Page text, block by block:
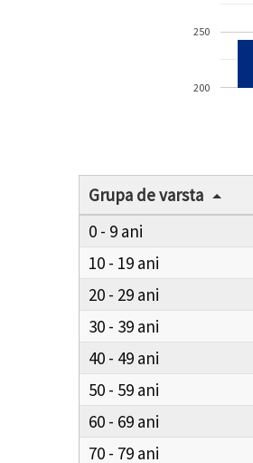
200
250
Grupa de varsta
0 - 9
10 - 19
20 - 29
30 - 39
40 - 49
50 - 59
60 - 69
70 - 79